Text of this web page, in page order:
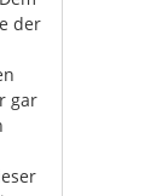
der
gar